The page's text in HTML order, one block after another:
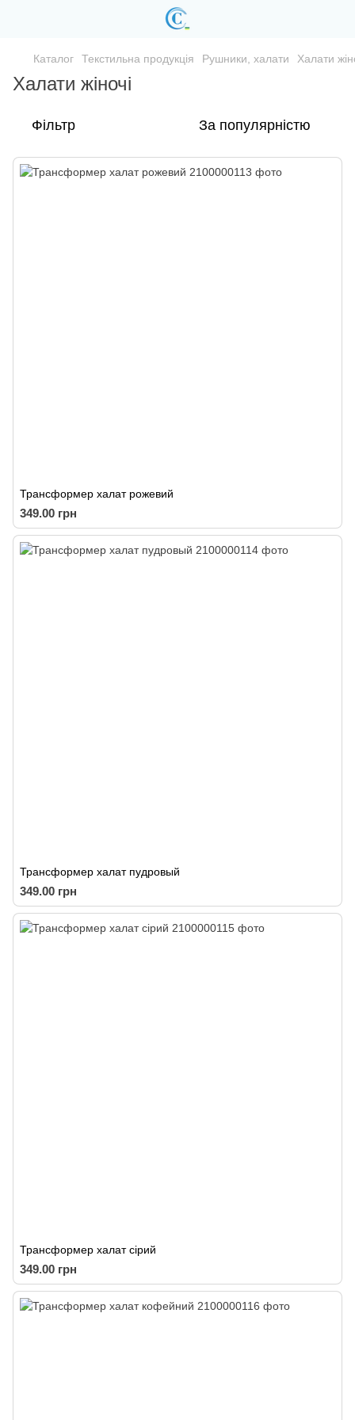
Каталог Текстильна продукція Рушники, халати Халати
Халати жіночі
Фільтр За популярністю
Трансформер халат рожевий
349.00 грн
Трансформер халат пудровый
349.00 грн
Трансформер халат сірий
349.00 грн